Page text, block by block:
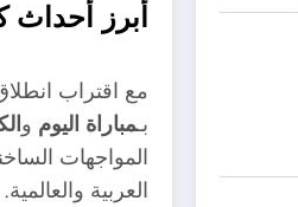
أبرز أحداث
مع اقتراب
بـمباراة اليوم و
المواجهات
العربية والعالمية.